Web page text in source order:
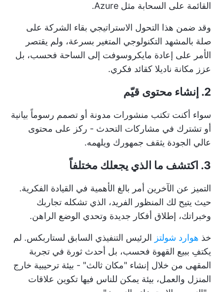
القائمة على السحابة مثل Azure.
وقد ضمن هذا التحول الاستراتيجي بقاء الشركة على
صلة بالمشهد التكنولوجي المتغير بسرعة، ولم يقتصر
الأمر على إعادة مايكروسوفت إلى الساحة فحسب، بل
عزز مكانة ناديلا كقائد فكري.
2. إنشاء محتوى قيّم
سواء أكنت تكتب منشورات مدونة أو تصمم رسوماً بيانية
أو تشترك في مشاركات التحدث - ركز على محتوى
عالي الجودة يثقف جمهورك ويلهمه.
3. اكتشف ما الذي يجعلك مختلفاً
التميز عن الآخرين أمر بالغ الأهمية في القيادة الفكرية.
حيث يتيح لك المنظور الفريد، الذي تشكله تجاربك
وخبراتك، إطلاق أفكار جديدة وتحدي الوضع الراهن.
خذ هوارد شولتز الرئيس التنفيذي السابق لستاربكس. لم
يكتفِ ببيع القهوة فحسب، بل أحدث ثورة في تجربة
المقهى من خلال إنشاء "مكان ثالث" - بيئة ترحيبية خارج
المنزل والعمل، بيئة يمكن للناس فيها تكوين علاقات